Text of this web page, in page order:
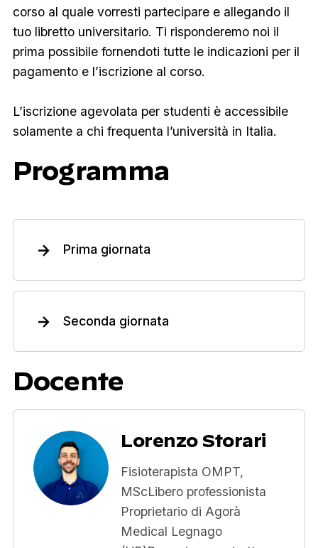
corso al quale vorresti partecipare e allegando il
tuo libretto universitario. Ti risponderemo noi il
prima possibile fornendoti tutte le indicazioni per il
pagamento e l’iscrizione al corso.
L’iscrizione agevolata per studenti è accessibile
solamente a chi frequenta l’università in Italia.
Programma
Prima giornata
Seconda giornata
Docente
Lorenzo Storari
Fisioterapista OMPT,
MScLibero professionista
Proprietario di Agorà
Medical Legnago